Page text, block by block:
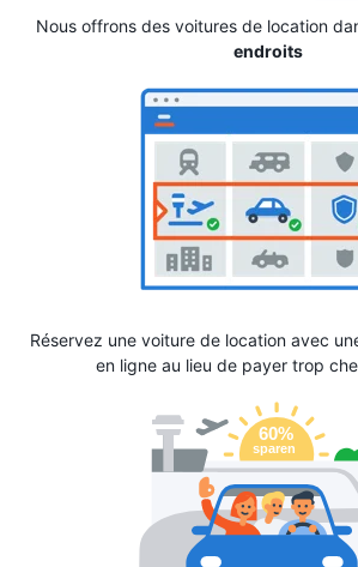
Nous offrons des voitures de location
endroits
Réservez une voiture de location avec
en ligne au lieu de payer trop